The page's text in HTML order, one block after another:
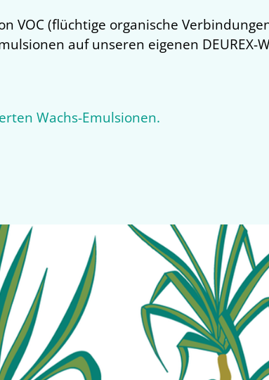
VOC (flüchtige organische
auf unseren eigenen DEUREX-
Wachs-Emulsionen.